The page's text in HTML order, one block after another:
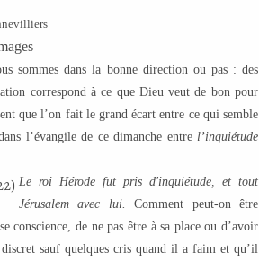
sommes dans la bonne direction ou pas : des
correspond à ce que Dieu veut de bon pour
que l’on fait le grand écart entre ce qui semble
l’évangile de ce dimanche entre l’inquiétude
Le roi Hérode fut pris d'inquiétude, et tout
Jérusalem avec lui.
Comment peut-on être
conscience, de ne pas être à sa place ou d’avoir
sauf quelques cris quand il a faim et qu’il